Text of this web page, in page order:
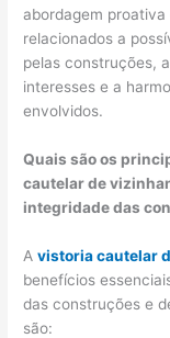
abordagem
relacionados a
pelas construções,
interesses e a
envolvidos.
Quais são os
cautelar de
integridade das
Avistoria cautelar
benefícios
das construções e
são: